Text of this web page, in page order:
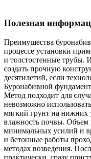
Полезная
Преимущества
процессе установки
и толстостенные трубы.
создать прочную
десятилетий, если
Буронабивной
Метод подходит для
невозможно
мягкий грунт на нижних
влажность почвы. Объем
минимальных усилий и
и бетонные работы
методах возведения.
практически, сразу